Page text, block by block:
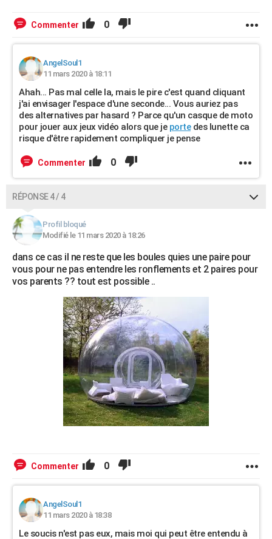
Commenter 0
AngelSoul1
11 mars 2020 à 18:11
Ahah... Pas mal celle la, mais le pire c'est quand cliquant
j'ai envisager l'espace d'une seconde... Vous auriez pas
des alternatives par hasard ? Parce qu'un casque de moto
pour jouer aux jeux vidéo alors que je portedes lunette ca
risque d'être rapidement compliquer je pense
Commenter 0
RÉPONSE 4 / 4
Profil bloqué
Modifié le 11 mars 2020 à 18:26
dans ce cas il ne reste que les boules quies une paire pour
vous pour ne pas entendre les ronflements et 2 paires pour
vos parents ?? tout est possible ..
Commenter 0
AngelSoul1
11 mars 2020 à 18:38
Le soucis n'est pas eux, mais moi qui peut être entendu à